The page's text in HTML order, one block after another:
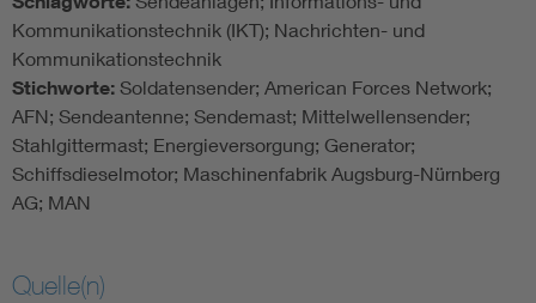
Kommunikationstechnik (IKT); Nachrichten- und
Kommunikationstechnik
Stichworte: Soldatensender; American Forces Network;
AFN; Sendeantenne; Sendemast; Mittelwellensender;
Stahlgittermast; Energieversorgung; Generator;
Schiffsdieselmotor; Maschinenfabrik Augsburg-Nürnberg
AG; MAN
Quelle(n)